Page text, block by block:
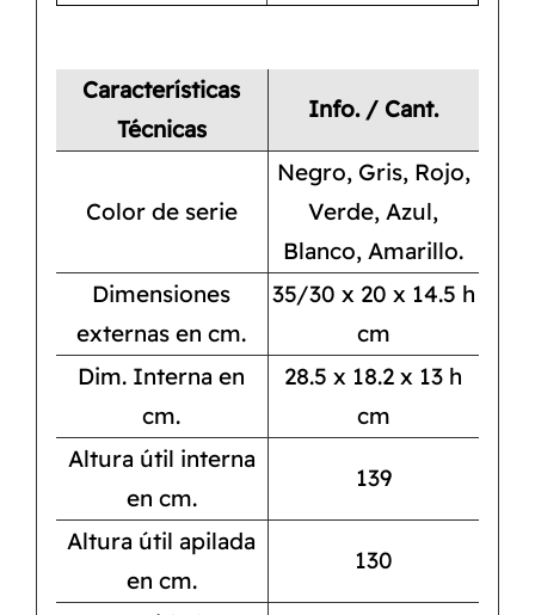
Características
Técnicas
Info. / Cant.
Color de serie
Negro, Gris, Rojo,
Verde, Azul,
Blanco, Amarillo.
Dimensiones
externas en cm.
35/30 x 20 x 14.5 h
cm
Dim. Interna en
cm.
28.5 x 18.2 x 13 h
cm
Altura útil interna
en cm.
139
Altura útil apilada
en cm.
130